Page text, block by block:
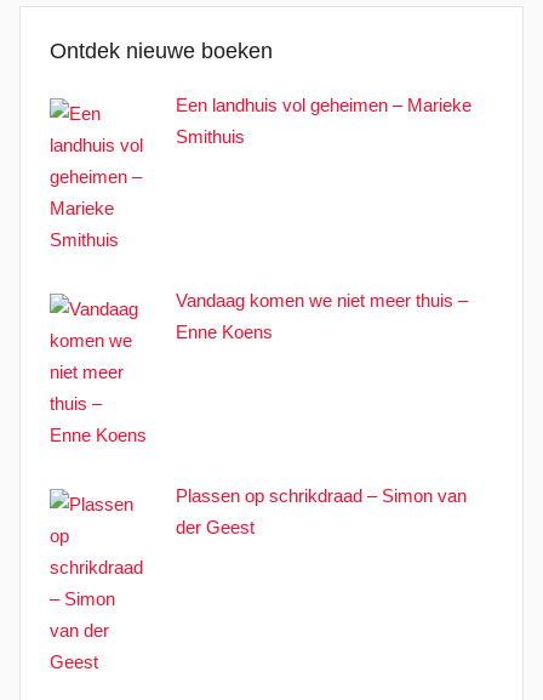
Ontdek nieuwe boeken
Een landhuis vol geheimen – Marieke
Smithuis
Vandaag komen we niet meer thuis –
Enne Koens
Plassen op schrikdraad – Simon van
der Geest